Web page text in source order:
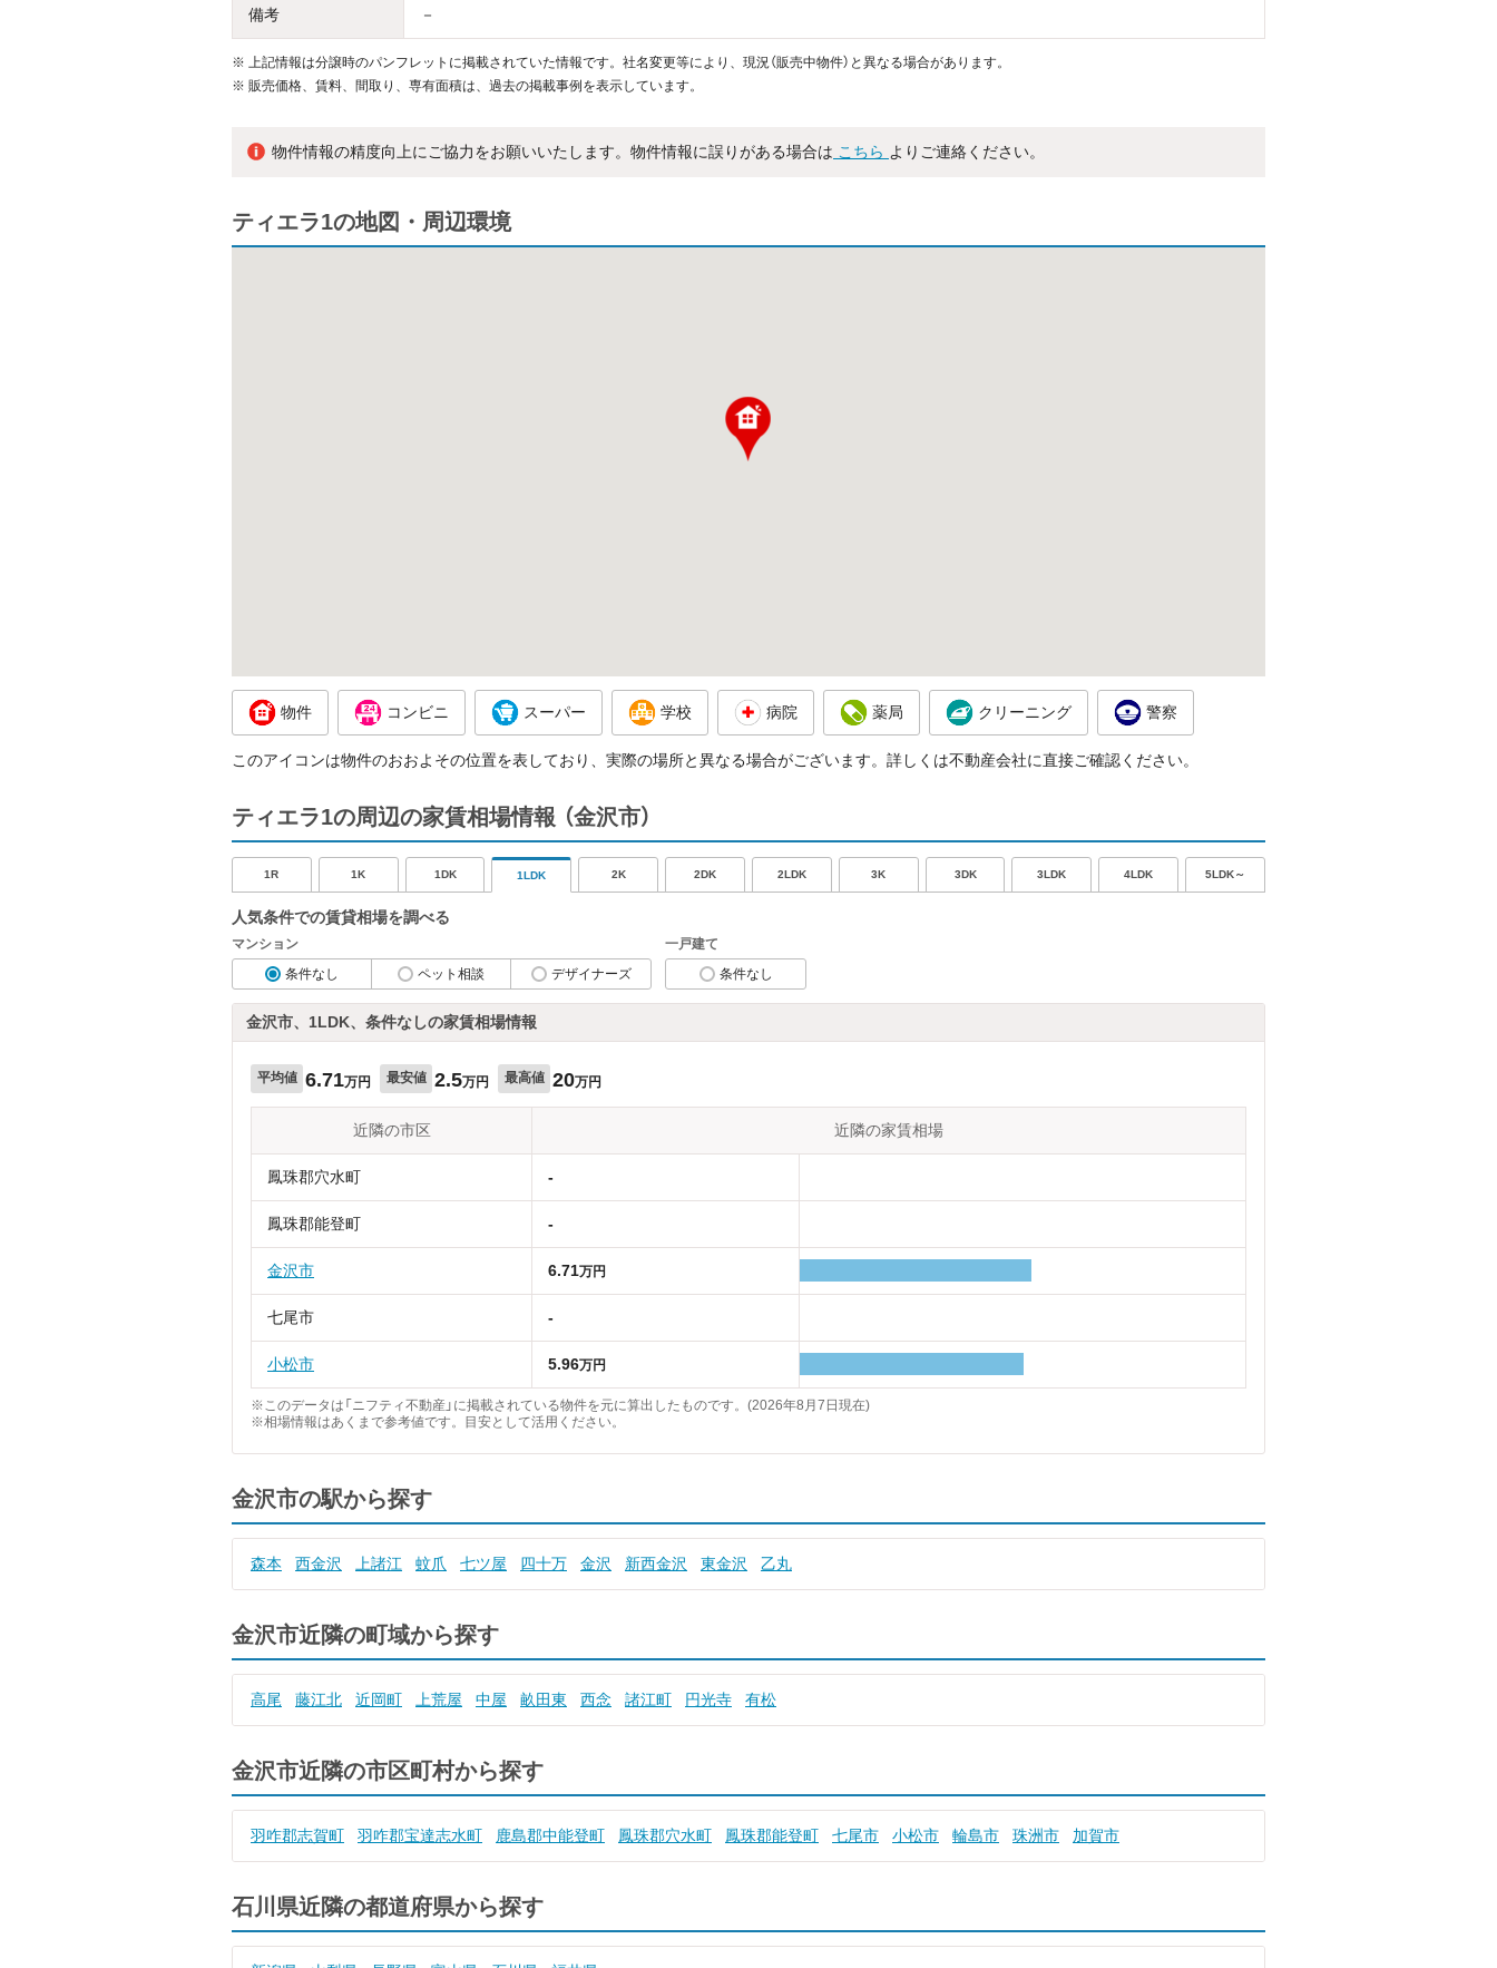
備考 －
※
上記情報は分譲時のパンフレットに掲載されていた情報です。社名変更等により、現況（販売中物件）と異なる場合があります。
※ 販売価格、賃料、間取り、専有面積は、過去の掲載事例を表示しています。
物件情報の精度向上にご協力をお願いいたします。物件情報に誤りがある場合は こちら よりご連絡ください。
ティエラ1の地図・周辺環境
物件 コンビニ スーパー 学校 病院 薬局 クリーニング 警察
このアイコンは物件のおおよその位置を表しており、実際の場所と異なる場合がございます。詳しくは不動産会社に直接ご確認ください。
ティエラ1の周辺の家賃相場情報 （金沢市）
1R 1K 1DK 1LDK 2K 2DK 2LDK 3K 3DK 3LDK 4LDK 5LDK～
人気条件での賃貸相場を調べる
マンション
条件なし
ペット相談 デザイナーズ
一戸建て
条件なし
金沢市、1LDK、条件なしの家賃相場情報
平均値 6.71万円 最安値 2.5万円 最高値 20万円
近隣の市区 近隣の家賃相場
鳳珠郡穴水町 -
鳳珠郡能登町 -
金沢市 6.71万円
七尾市 -
小松市 5.96万円
※このデータは「ニフティ不動産」に掲載されている物件を元に算出したものです。(2026年8月7日現在)
※相場情報はあくまで参考値です。目安として活用ください。
金沢市の駅から探す
森本 西金沢 上諸江 蚊爪 七ツ屋 四十万 金沢 新西金沢 東金沢 乙丸
金沢市近隣の町域から探す
高尾 藤江北 近岡町 上荒屋 中屋 畝田東 西念 諸江町 円光寺 有松
金沢市近隣の市区町村から探す
羽咋郡志賀町 羽咋郡宝達志水町 鹿島郡中能登町 鳳珠郡穴水町 鳳珠郡能登町 七尾市 小松市 輪島市 珠洲市 加賀市
石川県近隣の都道府県から探す